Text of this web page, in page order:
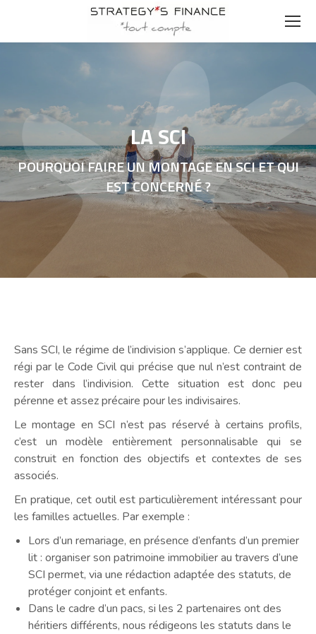
LA SCI
POURQUOI FAIRE UN MONTAGE EN SCI ET QUI
EST CONCERNÉ ?
Sans SCI, le régime de l’indivision s’applique. Ce dernier est
régi par le Code Civil qui précise que nul n’est contraint de
rester dans l’indivision. Cette situation est donc peu
pérenne et assez précaire pour les indivisaires.
Le montage en SCI n’est pas réservé à certains profils,
c’est un modèle entièrement personnalisable qui se
construit en fonction des objectifs et contextes de ses
associés.
En pratique, cet outil est particulièrement intéressant pour
les familles actuelles. Par exemple :
Lors d’un remariage, en présence d’enfants d’un premier
lit : organiser son patrimoine immobilier au travers d’une
SCI permet, via une rédaction adaptée des statuts, de
protéger conjoint et enfants.
Dans le cadre d’un pacs, si les 2 partenaires ont des
héritiers différents, nous rédigeons les statuts dans le